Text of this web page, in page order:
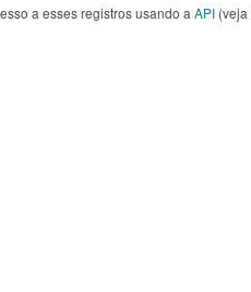
a esses registros usando a API (veja